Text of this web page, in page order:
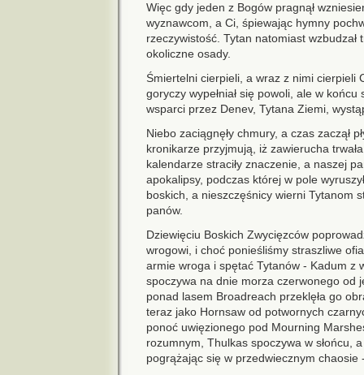
Więc gdy jeden z Bogów pragnął
wyznawcom, a Ci, śpiewając hymny
rzeczywistość. Tytan natomiast
okoliczne osady.
Śmiertelni cierpieli, a wraz z nimi cierpieli
goryczy wypełniał się powoli, ale w końcu
wsparci przez Denev, Tytana Ziemi,
Niebo zaciągnęły chmury, a czas zaczął
kronikarze przyjmują, iż zawierucha
kalendarze straciły znaczenie, a naszej
apokalipsy, podczas której w pole
boskich, a nieszczęśnicy wierni Tytanom
panów.
Dziewięciu Boskich Zwycięzców
wrogowi, i choć ponieśliśmy straszliwe
armie wroga i spętać Tytanów - Kadum z
spoczywa na dnie morza czerwonego od
ponad lasem Broadreach przeklęła go
teraz jako Hornsaw od potwornych
ponoć uwięzionego pod Mourning
rozumnym, Thulkas spoczywa w słońcu,
pogrążając się w przedwiecznym chaosie